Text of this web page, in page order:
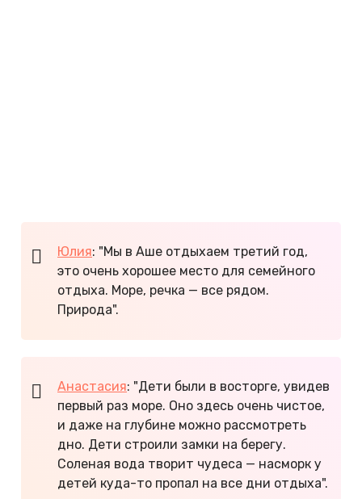
Юлия: "Мы в Аше отдыхаем третий год,
это очень хорошее место для семейного
отдыха. Море, речка — все рядом.
Природа".
Анастасия: "Дети были в восторге, увидев
первый раз море. Оно здесь очень чистое,
и даже на глубине можно рассмотреть
дно. Дети строили замки на берегу.
Соленая вода творит чудеса — насморк у
детей куда-то пропал на все дни отдыха".